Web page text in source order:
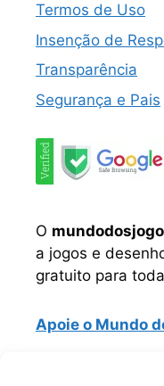
Termos de Uso
Insenção de
Transparência
Segurança e Pais
O
a jogos e
gratuito para
Apoie o Mundo